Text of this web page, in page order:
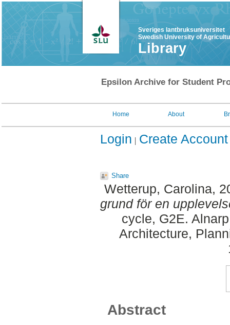
Sveriges lantbruksuniversitet
Swedish University of
Library
Epsilon Archive for Student
Home About
Login Create Account
Share
Wetterup, Carolina,
grund för en
cycle, G2E.
Architecture,
Abstract